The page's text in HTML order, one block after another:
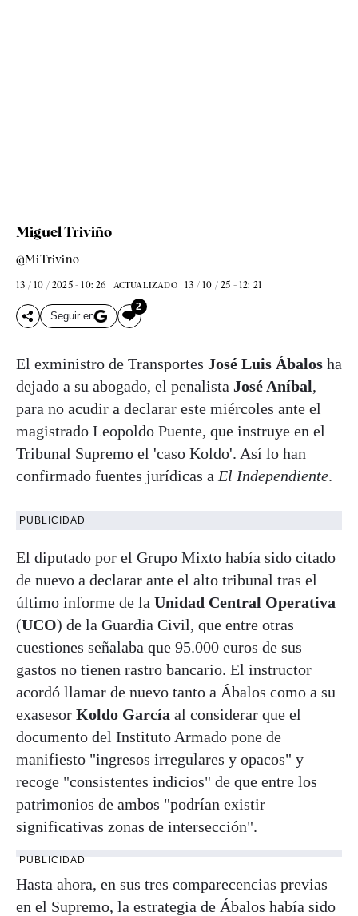
Miguel Triviño
@MiTrivino
13 / 10 / 2025 - 10: 26 ACTUALIZADO 13 / 10 / 25 - 12: 21
Seguir en
2
El exministro de Transportes José Luis Ábalos ha
dejado a su abogado, el penalista José Aníbal,
para no acudir a declarar este miércoles ante el
magistrado Leopoldo Puente, que instruye en el
Tribunal Supremo el 'caso Koldo'. Así lo han
confirmado fuentes jurídicas a El Independiente.
PUBLICIDAD
El diputado por el Grupo Mixto había sido citado
de nuevo a declarar ante el alto tribunal tras el
último informe de la Unidad Central Operativa
(UCO) de la Guardia Civil, que entre otras
cuestiones señalaba que 95.000 euros de sus
gastos no tienen rastro bancario. El instructor
acordó llamar de nuevo tanto a Ábalos como a su
exasesor Koldo García al considerar que el
documento del Instituto Armado pone de
manifiesto "ingresos irregulares y opacos" y
recoge "consistentes indicios" de que entre los
patrimonios de ambos "podrían existir
significativas zonas de intersección".
PUBLICIDAD
Hasta ahora, en sus tres comparecencias previas
en el Supremo, la estrategia de Ábalos había sido